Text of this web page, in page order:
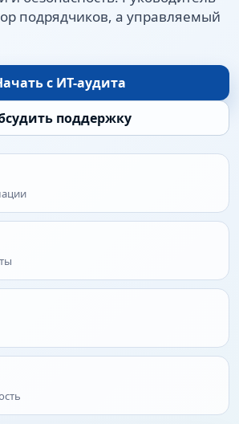
подрядчиков, а управляемый
с ИТ-аудита
поддержку